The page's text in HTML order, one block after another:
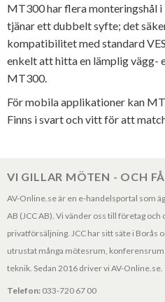
MT300 har flera monteringshål
tjänar ett dubbelt syfte; det
kompatibilitet med standard
enkelt att hitta en lämplig
MT300.
För mobila applikationer kan
Finns i svart och vitt för att
VI GILLAR MÖTEN - OCH
AV-Online.se är en e-handelsportal som
AB (JCC AB). Vi vänder oss till företag
privatförsäljning. JCC har sitt säte i Borås
utrustat många mötesrum,
teknik. Sedan 2016 driver vi AV-Online.se.
Telefon: 033-720 67 00